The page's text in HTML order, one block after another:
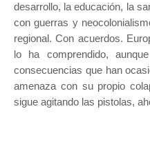
desarrollo, la educación, la
con guerras y
regional. Con acuerdos.
lo ha comprendido,
consecuencias que han
amenaza con su propio
sigue agitando las pistolas,